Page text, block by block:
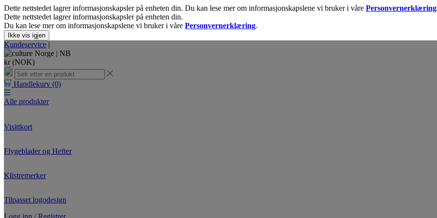
Dette nettstedet lagrer informasjonskapsler på enheten din. Du kan lese mer om informasjonskapslene vi bruker i våre Personvernerklæring
Dette nettstedet lagrer informasjonskapsler på enheten din.
Du kan lese mer om informasjonskapslene vi bruker i våre Personvernerklæring.
Ikke vis igjen
Kundeservice |
Norge | NB
kr (NOK)
Handlekurv (0)
Alle produkter
Visittkort
Flygeblader og Hefter
Klistremerker
Tilpasset logodesign
Logg inn / Registrer